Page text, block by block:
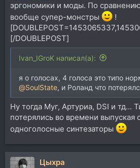
эргономики и моды. По
вообще супер-монстры
!
[/DOUBLEPOST]
Ivan_IGroK написал(а):
я о голосах, 4 голоса это типо
@SoulState, и Роланд что
Ну тогда Муг, Артуриа, DSI и тд...
потерялись во времени выпуская
одноголосные синтезаторы
Цыхра